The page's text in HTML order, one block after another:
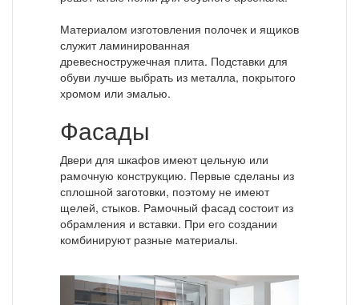
Материалом изготовления полочек и ящиков
служит ламинированная
древесностружечная плита. Подставки для
обуви лучше выбрать из металла, покрытого
хромом или эмалью.
Фасады
Двери для шкафов имеют цельную или
рамочную конструкцию. Первые сделаны из
сплошной заготовки, поэтому не имеют
щелей, стыков. Рамочный фасад состоит из
обрамления и вставки. При его создании
комбинируют разные материалы.